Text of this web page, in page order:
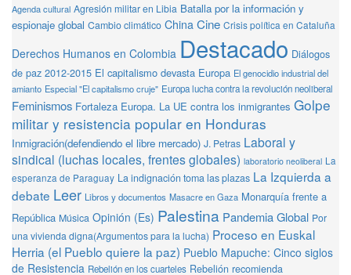
Agenda cultural Agresión militar en Libia Batalla por la información y
espionaje global Cambio climático China Cine Crisis política en Cataluña
Derechos Humanos en Colombia Destacado Diálogos
de paz 2012-2015 El capitalismo devasta Europa El genocidio industrial del
amianto Especial "El capitalismo cruje" Europa lucha contra la revolución neoliberal
Feminismos Fortaleza Europa. La UE contra los inmigrantes Golpe
militar y resistencia popular en Honduras
Inmigración(defendiendo el libre mercado) J. Petras Laboral y
sindical (luchas locales, frentes globales) laboratorio neoliberal La
esperanza de Paraguay La indignación toma las plazas La Izquierda a
debate Leer Libros y documentos Masacre en Gaza Monarquía frente a
República Música Opinión (Es) Palestina Pandemia Global Por
una vivienda digna(Argumentos para la lucha) Proceso en Euskal
Herria (el Pueblo quiere la paz) Pueblo Mapuche: Cinco siglos
de Resistencia Rebelión en los cuarteles Rebelión recomienda